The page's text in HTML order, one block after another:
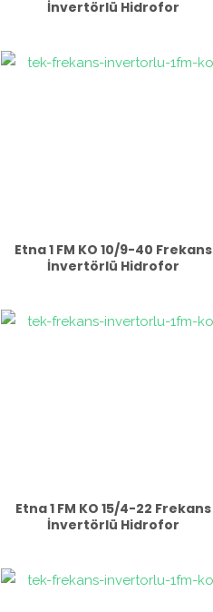
İnvertörlü Hidrofor
Etna 1 FM KO 10/9-40 Frekans
İnvertörlü Hidrofor
Etna 1 FM KO 15/4-22 Frekans
İnvertörlü Hidrofor